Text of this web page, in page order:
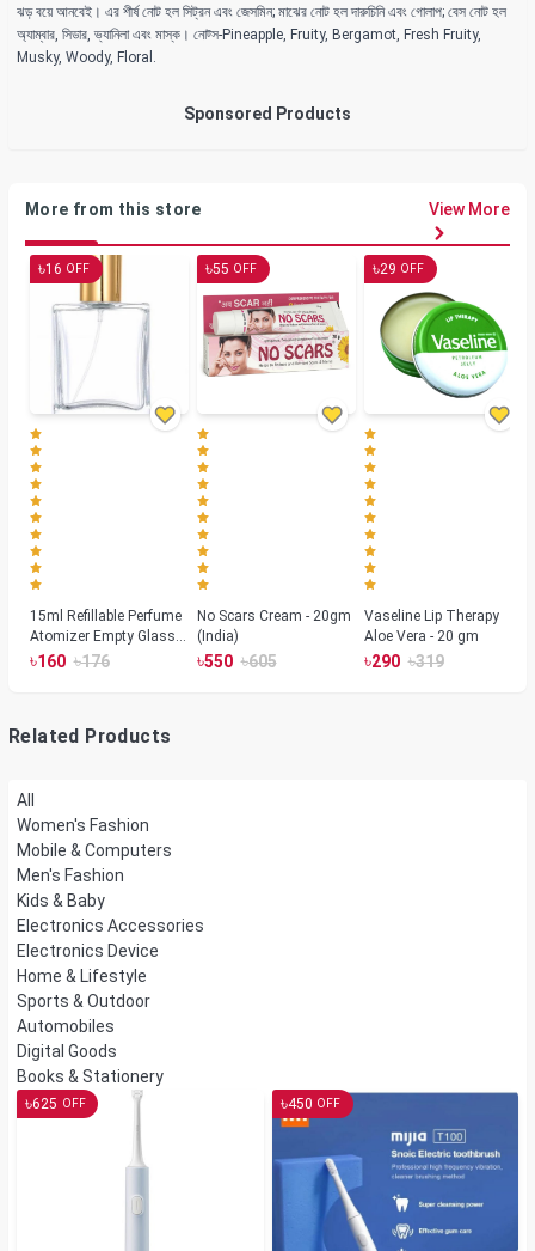
ঝড় বয়ে আনবেই। এর শীর্ষ নোট হল সিট্রন এবং জেসমিন; মাঝের নোট হল দারুচিনি এবং গোলাপ; বেস নোট হল
অ্যাম্বার, সিডার, ভ্যানিলা এবং মাস্ক। নোট্স-Pineapple, Fruity, Bergamot, Fresh Fruity,
Musky, Woody, Floral.
Sponsored Products
More from this store View More
৳16 OFF
15ml Refillable Perfume
Atomizer Empty Glass
Spray Bottle Container
৳160 ৳176
৳55 OFF
No Scars Cream - 20gm
(India)
৳550 ৳605
৳29 OFF
Vaseline Lip Therapy
Aloe Vera - 20 gm
৳290 ৳319
Related Products
All
Women's Fashion
Mobile & Computers
Men's Fashion
Kids & Baby
Electronics Accessories
Electronics Device
Home & Lifestyle
Sports & Outdoor
Automobiles
Digital Goods
Books & Stationery
৳625 OFF ৳450 OFF